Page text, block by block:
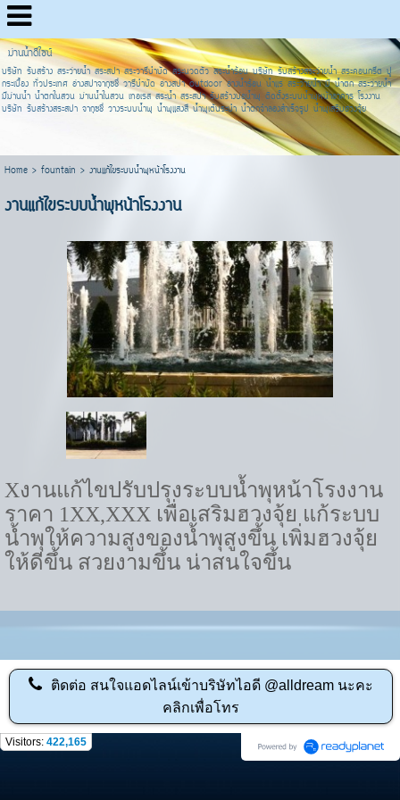
ม่านน้ำดีไซน์
บริษัท รับสร้าง สระว่ายน้ำ สระสปา สระวารีบำบัด สระนวดตัว สระน้ำร้อน บริษัท รับสร้างสระว่ายน้ำ สระคอนกรีต ปู
กระเบื้อง ทั่วประเทศ อ่างสปาจากุซชี่ วารีบำบัด อ่างสปา outdoor อ่างน้ำร้อน น้ำแร่ สระว่ายน้ำ มี น้ำตก สระว่ายน้ำ
มีม่านน้ำ น้ำตกในสวน ม่านน้ำในสวน เทอเรส สระน้ำ สระสปา รับสร้างบ่อน้ำพุ ติดตั้งระบบน้ำพุหน้าอาคาร โรงงาน
บริษัท รับสร้างสระสปา จากุซชี่ วางระบบน้ำพุ น้ำพุแสงสี น้ำพุเต้นระบำ น้ำตกจำลองสำเร็จรูป น้ำพุเสริมฮวงจุ้ย
Home> fountain > งานแก้ไขระบบน้ำพุหน้าโรงงาน
งานแก้ไขระบบน้ำพุหน้าโรงงาน
Xงานแก้ไขปรับปรุงระบบน้ำพุหน้าโรงงาน
ราคา 1XX,XXX เพื่อเสริมฮวงจุ้ย แก้ระบบ
น้ำพุให้ความสูงของน้ำพุสูงขึ้น เพิ่มฮวงจุ้ย
ให้ดีขึ้น สวยงามขึ้น น่าสนใจขึ้น
ติดต่อ สนใจแอดไลน์เข้าบริษัทไอดี @alldream นะคะ
คลิกเพื่อโทร
Visitors: 422,165